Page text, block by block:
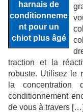
traction et la
robuste. Utilisez le
la
conditionnement
de vous à travers […]